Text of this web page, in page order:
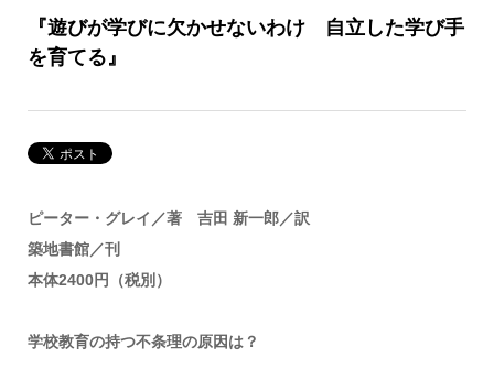
『遊びが学びに欠かせないわけ 自立した学び手
を育てる』
ピーター・グレイ／著 吉田 新一郎／訳
築地書館／刊
本体2400円（税別）
学校教育の持つ不条理の原因は？